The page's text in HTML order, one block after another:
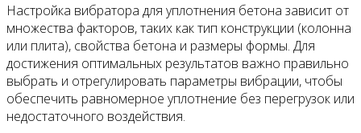
Настройка вибратора для уплотнения бетона зависит от
множества факторов, таких как тип конструкции (колонна
или плита), свойства бетона и размеры формы. Для
достижения оптимальных результатов важно правильно
выбрать и отрегулировать параметры вибрации, чтобы
обеспечить равномерное уплотнение без перегрузок или
недостаточного воздействия.